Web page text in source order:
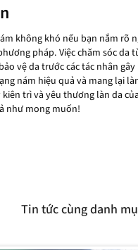
không khó nếu bạn nắm rõ
pháp. Việc chăm sóc da
vệ da trước các tác nhân gây
nám hiệu quả và mang lại
kiên trì và yêu thương làn da
như mong muốn!
Tin tức cùng danh